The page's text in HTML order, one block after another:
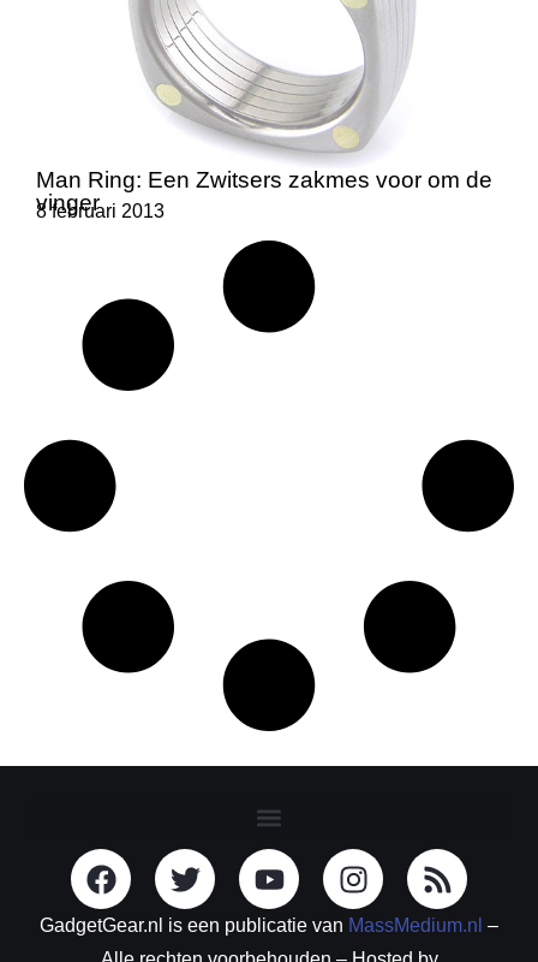
Man Ring: Een Zwitsers zakmes voor om de
vinger
8 februari 2013
GadgetGear.nl is een publicatie van MassMedium.nl –